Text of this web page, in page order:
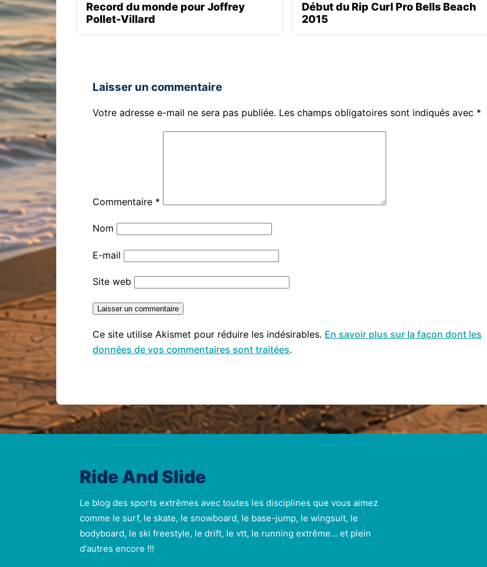
Record du monde pour Joffrey
Pollet-Villard
Début du Rip Curl Pro Bells Beach
2015
Laisser un commentaire
Votre adresse e-mail ne sera pas publiée. Les champs obligatoires sont indiqués avec *
Commentaire *
Nom
E-mail
Site web
Ce site utilise Akismet pour réduire les indésirables. En savoir plus sur la façon dont les
données de vos commentaires sont traitées.
Ride And Slide
Le blog des sports extrêmes avec toutes les disciplines que vous aimez
comme le surf, le skate, le snowboard, le base-jump, le wingsuit, le
bodyboard, le ski freestyle, le drift, le vtt, le running extrême... et plein
d'autres encore !!!